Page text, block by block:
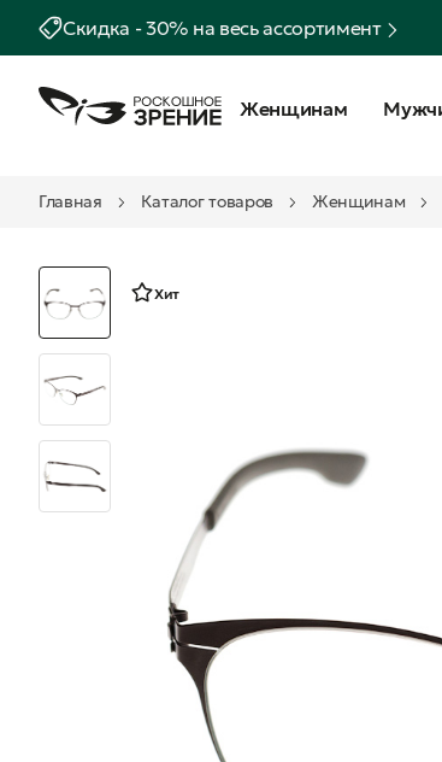
Скидка - 30% на весь ассортимент
Женщинам
Главная Каталог товаров Женщинам
Хит